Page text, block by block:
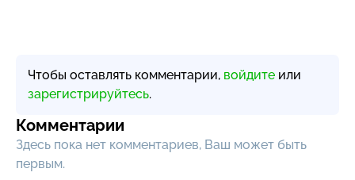
Чтобы оставлять комментарии, войдите или
зарегистрируйтесь.
Комментарии
Здесь пока нет комментариев, Ваш может быть
первым.